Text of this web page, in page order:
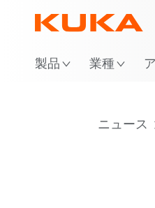
製品 業種
ニュース